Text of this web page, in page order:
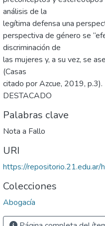
análisis de la
legítima defensa una
perspectiva de género se
discriminación de
las mujeres y, a su vez, se
(Casas
citado por Azcue, 2019, p.3).
DESTACADO
Palabras clave
Nota a Fallo
URI
https://
Colecciones
Abogacía